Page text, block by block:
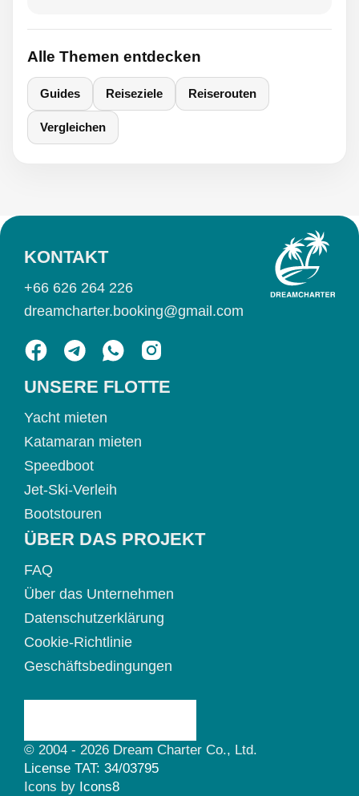
Alle Themen entdecken
Guides Reiseziele Reiserouten
Vergleichen
UNSERE FLOTTE
Yacht mieten
Katamaran mieten
Speedboot
Jet-Ski-Verleih
Bootstouren
ÜBER DAS PROJEKT
FAQ
Über das Unternehmen
Datenschutzerklärung
Cookie-Richtlinie
Geschäftsbedingungen
KONTAKT
+66 626 264 226
dreamcharter.booking@gmail.com
© 2004 - 2026 Dream Charter Co., Ltd.
License TAT: 34/03795
Icons by Icons8